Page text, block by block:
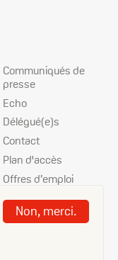
Nos
priorités
Communiqués de
presse
Echo
Délégué(e)s
Contact
Plan d'accès
Offres d’emploi
Disclaimer
Cookies
Non, merci.